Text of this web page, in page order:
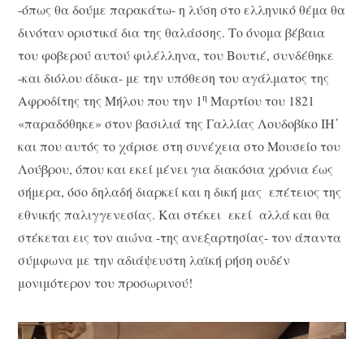
-όπως θα δούμε παρακάτω- η λύση στο ελληνικό θέμα θα
δινόταν οριστικά δια της θαλάσσης. Το όνομα βέβαια
του φοβερού αυτού φιλέλληνα, του Βουτιέ, συνδέθηκε
-και διόλου άδικα- με την υπόθεση του αγάλματος της
Αφροδίτης της Μήλου που την 1η Μαρτίου του 1821
«παραδόθηκε» στον βασιλιά της Γαλλίας Λουδοβίκο ΙΗ΄
και που αυτός το χάρισε στη συνέχεια στο Μουσείο του
Λούβρου, όπου και εκεί μένει για διακόσια χρόνια έως
σήμερα, όσο δηλαδή διαρκεί και η δική μας επέτειος της
εθνικής παλιγγενεσίας. Και στέκει εκεί αλλά και θα
στέκεται εις τον αιώνα -της ανεξαρτησίας- τον άπαντα
σύμφωνα με την αδιάψευστη λαϊκή ρήση ουδέν
μονιμότερον του προσωρινού!